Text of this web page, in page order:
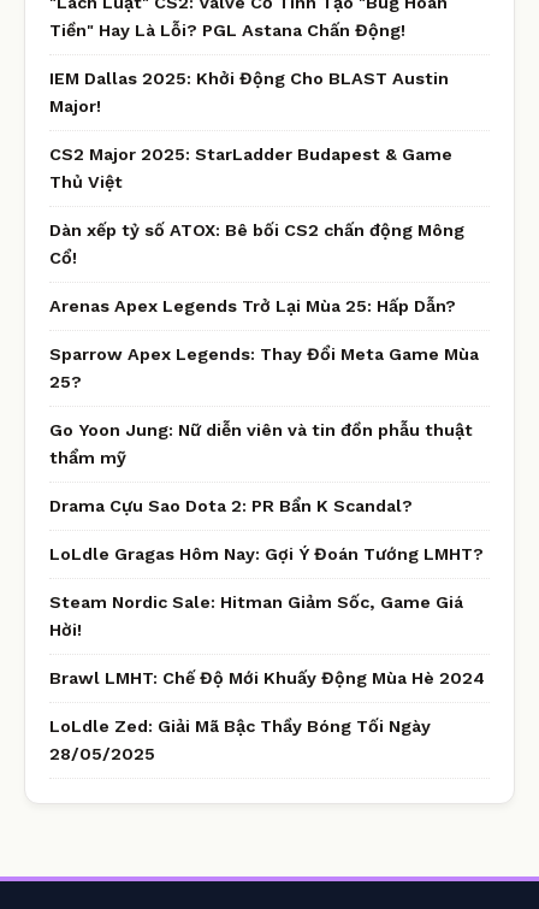
Tiền" Hay Là Lỗi? PGL Astana Chấn Động!
IEM Dallas 2025: Khởi Động Cho BLAST Austin
Major!
CS2 Major 2025: StarLadder Budapest & Game
Thủ Việt
Dàn xếp tỷ số ATOX: Bê bối CS2 chấn động Mông
Cổ!
Arenas Apex Legends Trở Lại Mùa 25: Hấp Dẫn?
Sparrow Apex Legends: Thay Đổi Meta Game Mùa
25?
Go Yoon Jung: Nữ diễn viên và tin đồn phẫu thuật
thẩm mỹ
Drama Cựu Sao Dota 2: PR Bẩn K Scandal?
LoLdle Gragas Hôm Nay: Gợi Ý Đoán Tướng LMHT?
Steam Nordic Sale: Hitman Giảm Sốc, Game Giá
Hời!
Brawl LMHT: Chế Độ Mới Khuấy Động Mùa Hè 2024
LoLdle Zed: Giải Mã Bậc Thầy Bóng Tối Ngày
28/05/2025